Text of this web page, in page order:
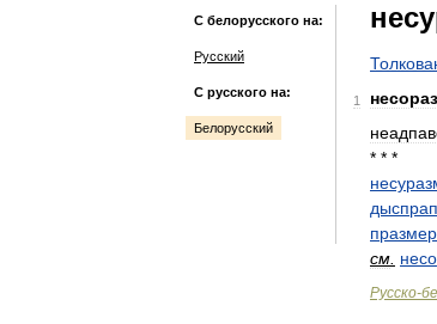
С белорусского на:
Русский
С русского на:
Белорусский
1
* * *
см
Русско-